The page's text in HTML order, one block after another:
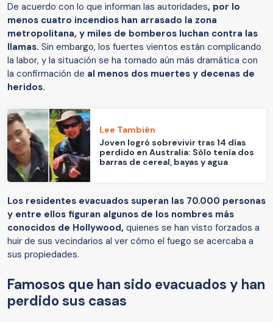
De acuerdo con lo que informan las autoridades, por lo
menos cuatro incendios han arrasado la zona
metropolitana, y miles de bomberos luchan contra las
llamas. Sin embargo, los fuertes vientos están complicando
la labor, y la situación se ha tornado aún más dramática con
la confirmación de al menos dos muertes y decenas de
heridos.
Lee También
Joven logró sobrevivir tras 14 días
perdido en Australia: Sólo tenía dos
barras de cereal, bayas y agua
Los residentes evacuados superan las 70.000 personas
y entre ellos figuran algunos de los nombres más
conocidos de Hollywood, quienes se han visto forzados a
huir de sus vecindarios al ver cómo el fuego se acercaba a
sus propiedades.
Famosos que han sido evacuados y han
perdido sus casas